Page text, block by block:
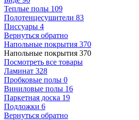
Теплые полы 109
Полотенцесушители 83
Писсуары 4
Вернуться обратно
Напольные покрытия 370
Напольные покрытия 370
Посмотреть все товары
Ламинат 328
Пробковые полы 0
Виниловые полы 16
Паркетная доска 19
Подложки 6
Вернуться обратно